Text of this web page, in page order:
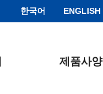
한국어 ENGLISH
제품사양